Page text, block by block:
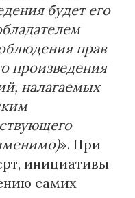
будет его
прав
произведения
налагаемых
». При
инициативы
самих